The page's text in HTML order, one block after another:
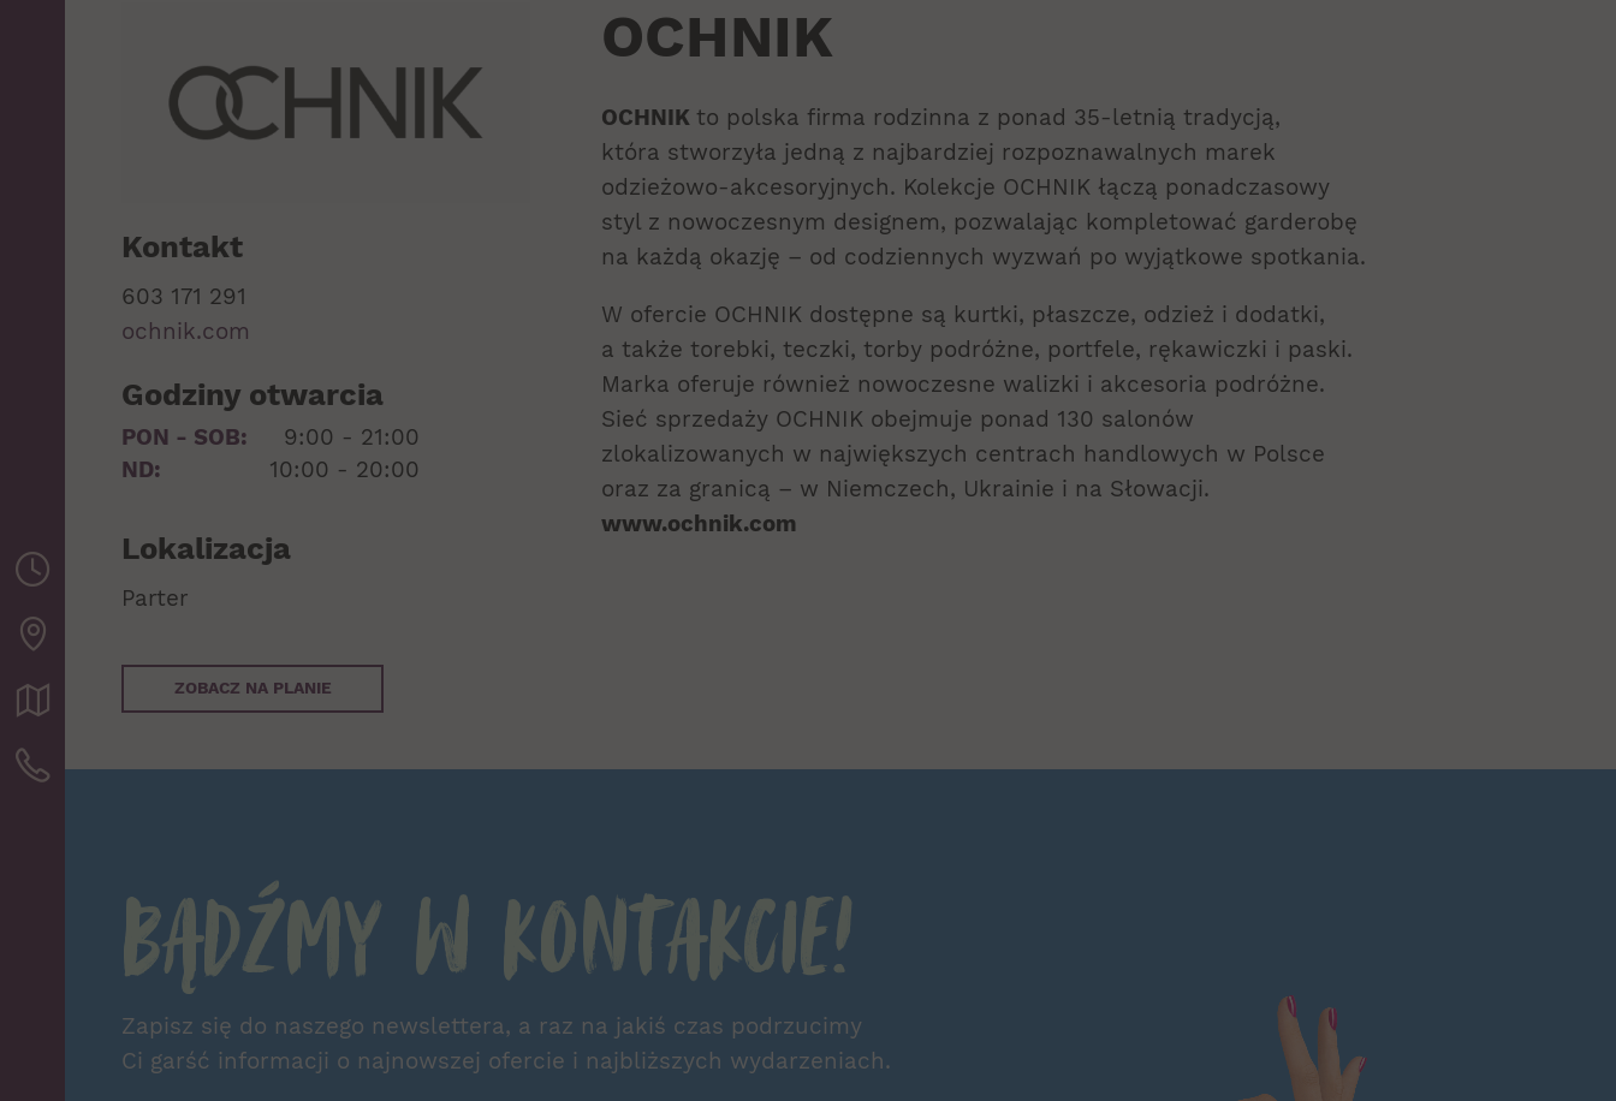
OCHNIK
OCHNIK to polska firma rodzinna z ponad 35-letnią tradycją,
która stworzyła jedną z najbardziej rozpoznawalnych marek
odzieżowo-akcesoryjnych. Kolekcje OCHNIK łączą ponadczasowy
styl z nowoczesnym designem, pozwalając kompletować garderobę
na każdą okazję – od codziennych wyzwań po wyjątkowe spotkania.
W ofercie OCHNIK dostępne są kurtki, płaszcze, odzież i dodatki,
a także torebki, teczki, torby podróżne, portfele, rękawiczki i paski.
Marka oferuje również nowoczesne walizki i akcesoria podróżne.
Sieć sprzedaży OCHNIK obejmuje ponad 130 salonów
zlokalizowanych w największych centrach handlowych w Polsce
oraz za granicą – w Niemczech, Ukrainie i na Słowacji.
www.ochnik.com
Kontakt
603 171 291
ochnik.com
Godziny otwarcia
PON - SOB:
9:00 - 21:00
ND:
10:00 - 20:00
Lokalizacja
Parter
ZOBACZ NA PLANIE
Bądźmy w kontakcie!
Zapisz się do naszego newslettera, a raz na jakiś czas podrzucimy
Ci garść informacji o najnowszej ofercie i najbliższych wydarzeniach.